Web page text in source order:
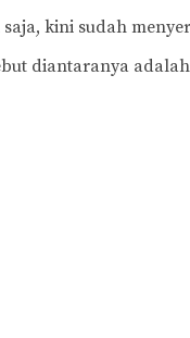
kini sudah
diantaranya